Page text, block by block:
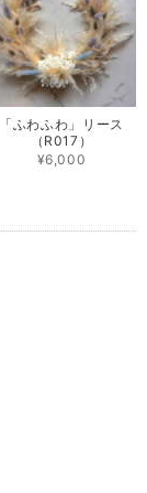
「ふわふわ」リース
（R017）
¥6,000